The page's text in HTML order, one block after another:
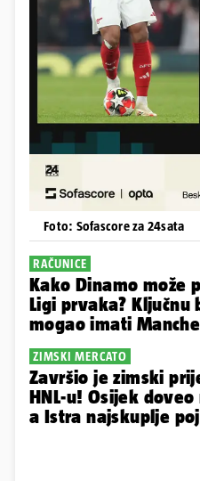
Foto: Sofascore za 24sata
RAČUNICE
Kako Dinamo može
Ligi prvaka? Ključnu
mogao imati
ZIMSKI MERCATO
Završio je zimski
HNL-u! Osijek doveo
a Istra najskuplje